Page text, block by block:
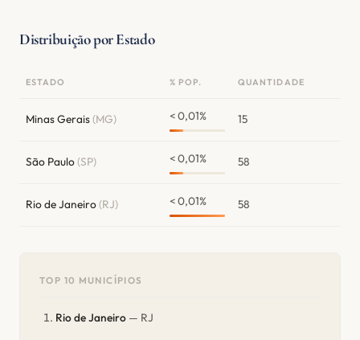
Distribuição por Estado
ESTADO % POP. QUANTIDADE
Minas Gerais(MG) < 0,01% 15
São Paulo(SP) < 0,01% 58
Rio de Janeiro(RJ) < 0,01% 58
TOP 10 MUNICÍPIOS
Rio de Janeiro — RJ